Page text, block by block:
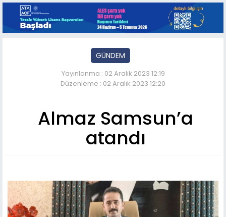
GÜNDEM
Yayınlanma : 02 Aralık 2023 12:19
Düzenleme : 02 Aralık 2023 12:20
Almaz Samsun’a
atandı